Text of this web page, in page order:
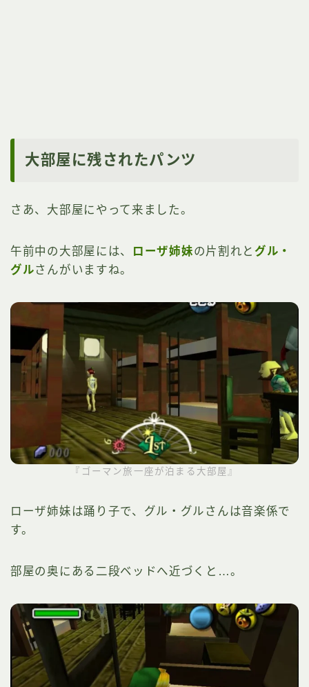
大部屋に残されたパンツ
さあ、大部屋にやって来ました。
午前中の大部屋には、 ローザ姉妹の片割れと グル・
グルさんがいますね。
『ゴーマン旅一座が泊まる大部屋』
ローザ姉妹は踊り子で、グル・グルさんは音楽係で
す。
部屋の奥にある二段ベッドへ近づくと…。